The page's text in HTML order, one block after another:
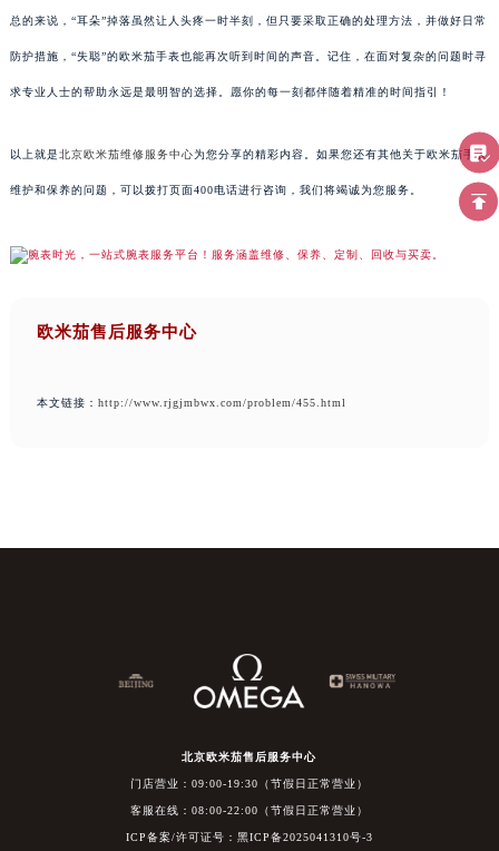
总的来说，“耳朵”掉落虽然让人头疼一时半刻，但只要采取正确的处理方法，并做好日常
防护措施，“失聪”的欧米茄手表也能再次听到时间的声音。记住，在面对复杂的问题时寻
求专业人士的帮助永远是最明智的选择。愿你的每一刻都伴随着精准的时间指引！
以上就是北京欧米茄维修服务中心为您分享的精彩内容。如果您还有其他关于欧米茄手表
维护和保养的问题，可以拨打页面400电话进行咨询，我们将竭诚为您服务。
欧米茄售后服务中心
本文链接： http://www.rjgjmbwx.com/problem/455.html
北京欧米茄售后服务中心
门店营业：09:00-19:30（节假日正常营业）
客服在线：08:00-22:00（节假日正常营业）
ICP备案/许可证号：黑ICP备2025041310号-3